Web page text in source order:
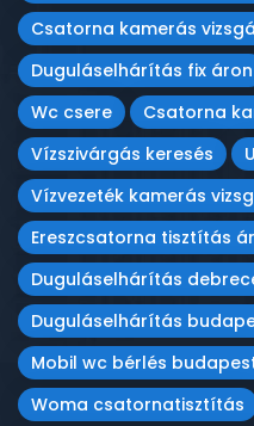
Csatorna kamerás
Duguláselhárítás fix áron
Wc csere
Csatorna
Vízszivárgás keresés
Vízvezeték kamerás
Ereszcsatorna tisztítás
Duguláselhárítás
Duguláselhárítás
Mobil wc bérlés
Woma csatornatisztítás